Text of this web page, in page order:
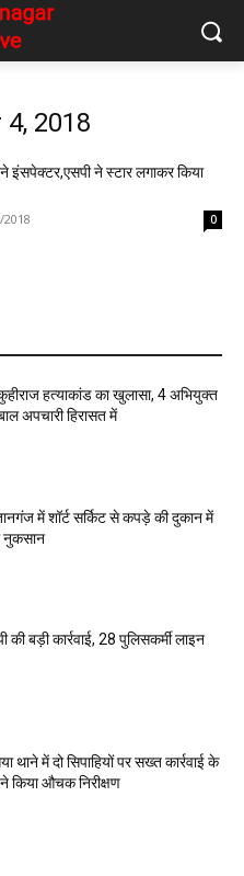
2018
इंसपेक्टर,एसपी ने स्टार लगाकर किया
0
हत्याकांड का खुलासा, 4 अभियुक्त
अपचारी हिरासत में
में शॉर्ट सर्किट से कपड़े की दुकान में
नुकसान
की बड़ी कार्रवाई, 28 पुलिसकर्मी लाइन
थाने में दो सिपाहियों पर सख्त कार्रवाई के
किया औचक निरीक्षण